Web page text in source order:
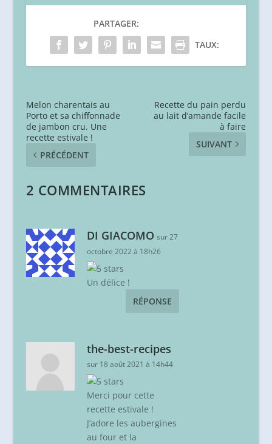
PARTAGER:
TAUX:
Melon charentais au
Porto et sa chiffonnade
de jambon cru. Une
recette estivale !
PRÉCÉDENT
Recette du pain perdu
au lait d’amande facile
à faire
SUIVANT
2 COMMENTAIRES
DI GIACOMO sur 27
octobre 2022 à 18h26
Un délice !
RÉPONSE
the-best-recipes
sur 18 août 2021 à 14h44
Merci pour cette
recette estivale !
J’adore les aubergines
au four et la